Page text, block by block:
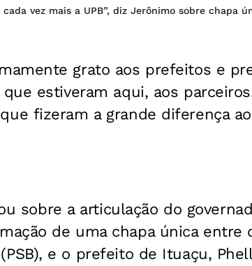
vez mais a UPB”, diz Jerônimo sobre chapa
grato aos prefeitos e
estiveram aqui, aos
fizeram a grande diferença ao
sobre a articulação do
de uma chapa única
e o prefeito de Ituaçu,